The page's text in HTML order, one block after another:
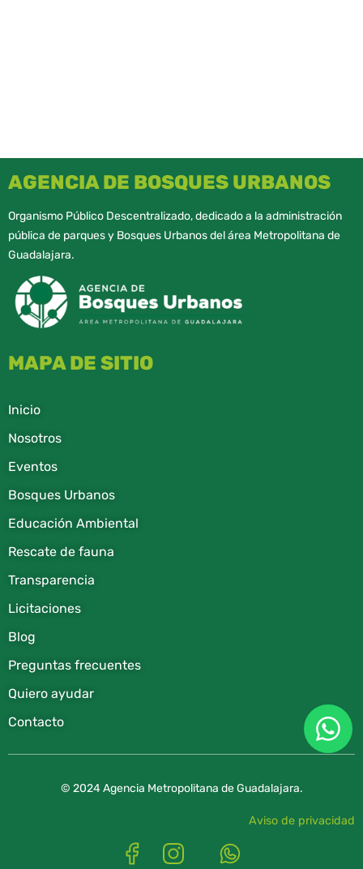
AGENCIA DE BOSQUES URBANOS
Organismo Público Descentralizado, dedicado a la administración
pública de parques y Bosques Urbanos del área Metropolitana de
Guadalajara.
MAPA DE SITIO
Inicio
Nosotros
Eventos
Bosques Urbanos
Educación Ambiental
Rescate de fauna​
Transparencia
Licitaciones
Blog
Preguntas frecuentes
Quiero ayudar
Contacto
© 2024 Agencia Metropolitana de Guadalajara.
Aviso de privacidad